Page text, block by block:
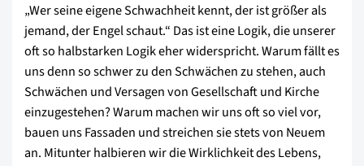
„Wer seine eigene Schwachheit kennt, der ist größer als
jemand, der Engel schaut.“ Das ist eine Logik, die unserer
oft so halbstarken Logik eher widerspricht. Warum fällt es
uns denn so schwer zu den Schwächen zu stehen, auch
Schwächen und Versagen von Gesellschaft und Kirche
einzugestehen? Warum machen wir uns oft so viel vor,
bauen uns Fassaden und streichen sie stets von Neuem
an. Mitunter halbieren wir die Wirklichkeit des Lebens,